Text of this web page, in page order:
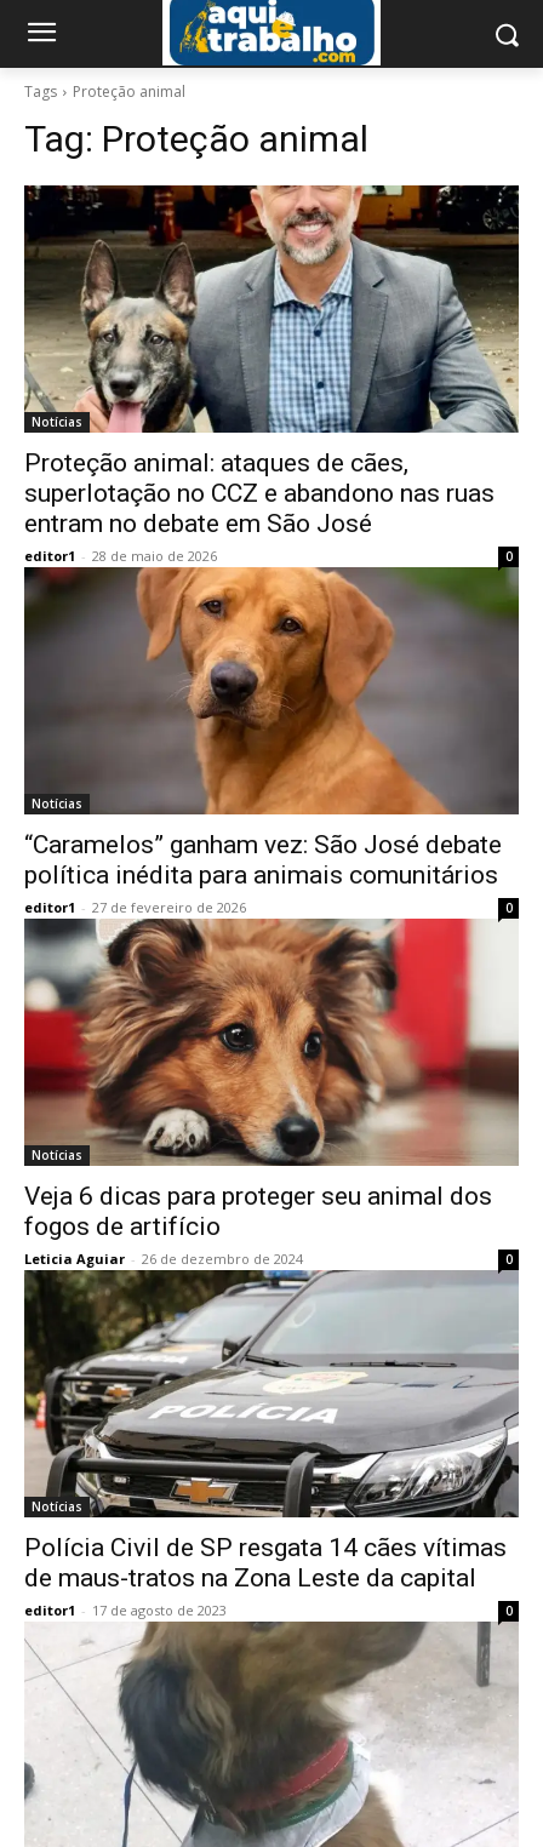
Tags Proteção animal
Tag: Proteção animal
Notícias
Proteção animal: ataques de cães,
superlotação no CCZ e abandono nas ruas
entram no debate em São José
editor1 - 28 de maio de 2026 0
Notícias
“Caramelos” ganham vez: São José debate
política inédita para animais comunitários
editor1 - 27 de fevereiro de 2026 0
Notícias
Veja 6 dicas para proteger seu animal dos
fogos de artifício
Leticia Aguiar - 26 de dezembro de 2024 0
Notícias
Polícia Civil de SP resgata 14 cães vítimas
de maus-tratos na Zona Leste da capital
editor1 - 17 de agosto de 2023 0